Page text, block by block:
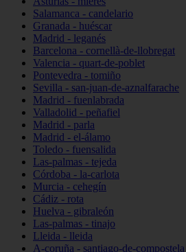
Salamanca - candelario
Granada - huéscar
Madrid - leganés
Barcelona - cornellà-de-llobregat
Valencia - quart-de-poblet
Pontevedra - tomiño
Sevilla - san-juan-de-aznalfarache
Madrid - fuenlabrada
Valladolid - peñafiel
Madrid - parla
Madrid - el-álamo
Toledo - fuensalida
Las-palmas - tejeda
Córdoba - la-carlota
Murcia - cehegín
Cádiz - rota
Huelva - gibraleón
Las-palmas - tinajo
Lleida - lleida
A-coruña - santiago-de-compostela